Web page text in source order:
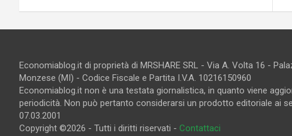
Economiablog.it di proprietà di MRSHARE SRL - Via A. Volta 16 -
Monzese (MI) - Codice Fiscale e Partita I.V.A. 10216150960
Economiablog.it non è una testata giornalistica, in quanto viene
periodicità. Non può pertanto considerarsi un prodotto editoriale ai
07.03.2001
Copyright ©2026 - Tutti i diritti riservati - Contattaci